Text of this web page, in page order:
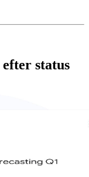
status